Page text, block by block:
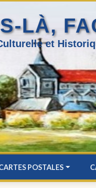
LÀ,
et
POSTALES